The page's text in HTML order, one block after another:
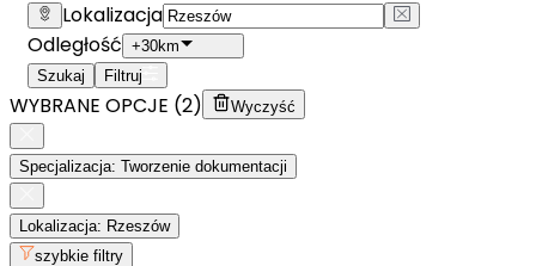
Lokalizacja
Odległość +30km
Szukaj
Filtruj
WYBRANE OPCJE (2) Wyczyść
Specjalizacja: Tworzenie dokumentacji
Lokalizacja: Rzeszów
szybkie filtry